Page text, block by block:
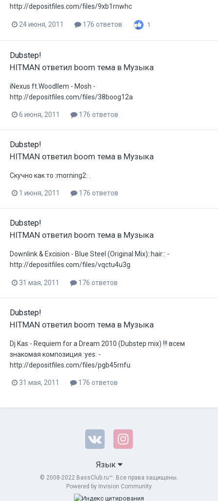
http://depositfiles.com/files/9xb1rnwhc
24 июня, 2011 176 ответов 1
Dubstep!
HITMAN ответил boom тема в Музыка
iNexus ft.Woodllem - Mosh -
http://depositfiles.com/files/38boog12a
6 июня, 2011 176 ответов
Dubstep!
HITMAN ответил boom тема в Музыка
Скучно как то :morning2: .
1 июня, 2011 176 ответов
Dubstep!
HITMAN ответил boom тема в Музыка
Downlink & Excision - Blue Steel (Original Mix)::hair:: -
http://depositfiles.com/files/vqctu4u3g
31 мая, 2011 176 ответов
Dubstep!
HITMAN ответил boom тема в Музыка
Dj Kas - Requiem for a Dream 2010 (Dubstep mix) !!! всем
знакомая композиция :yes: -
http://depositfiles.com/files/pgb45rnfu
31 мая, 2011 176 ответов
Язык
© 2008-2022 BassClub.ru™. Все права защищены.
Powered by Invision Community